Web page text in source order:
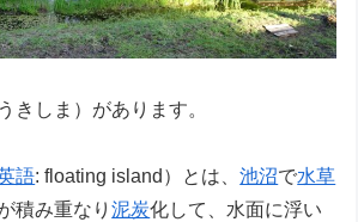
きしま）があります。
語: floating island）とは、池沼で水草
積み重なり泥炭化して、水面に浮い